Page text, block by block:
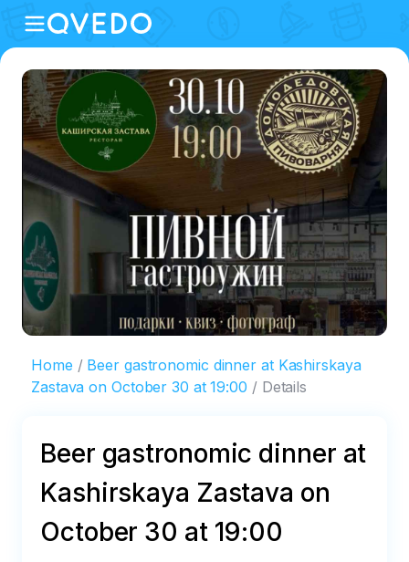
Home
Beer gastronomic dinner at Kashirskaya
Zastava on October 30 at 19:00
Details
Beer gastronomic dinner at
Kashirskaya Zastava on
October 30 at 19:00